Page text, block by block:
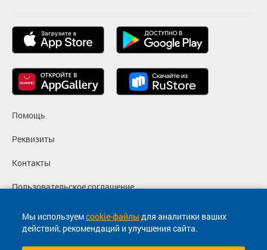
Мы используемcookie-файлы для аналитики ваших
действий, рекомендаций и улучшения сайта.
Помощь
Реквизиты
Контакты
Пользовательское соглашение
Политика конфиденциальности
Согласие на маркетинговые сообщения